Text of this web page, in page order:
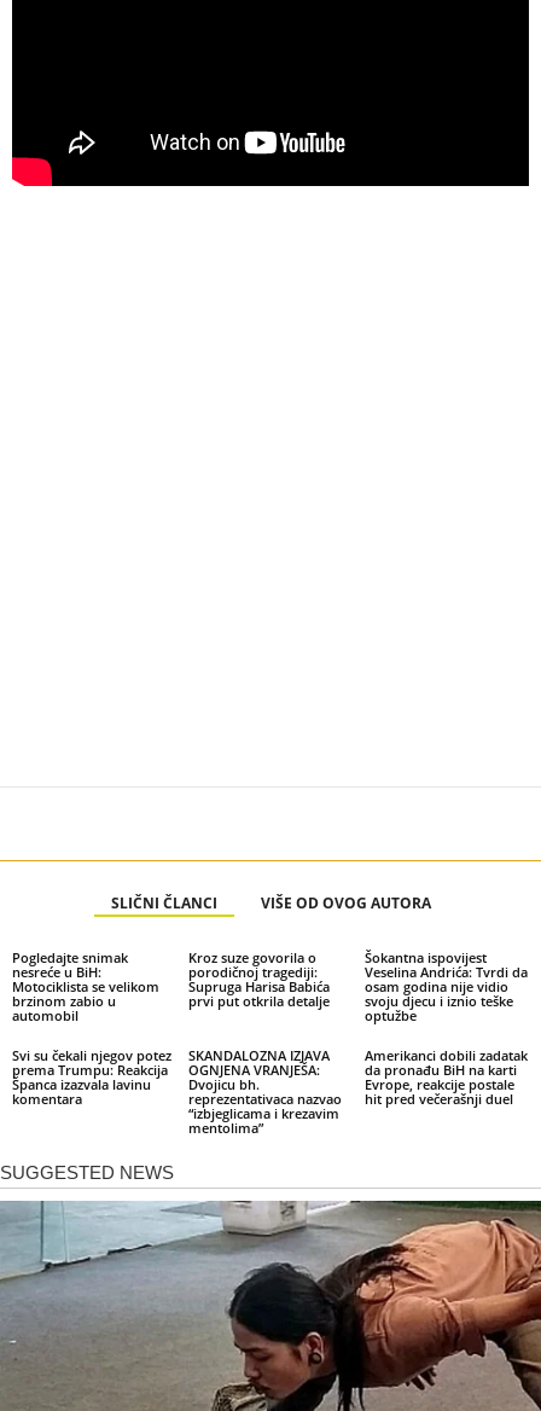
SLIČNI ČLANCI VIŠE OD OVOG AUTORA
Pogledajte snimak
nesreće u BiH:
Motociklista se velikom
brzinom zabio u
automobil
Kroz suze govorila o
porodičnoj tragediji:
Supruga Harisa Babića
prvi put otkrila detalje
Šokantna ispovijest
Veselina Andrića: Tvrdi da
osam godina nije vidio
svoju djecu i iznio teške
optužbe
Svi su čekali njegov potez
prema Trumpu: Reakcija
Španca izazvala lavinu
komentara
SKANDALOZNA IZJAVA
OGNJENA VRANJEŠA:
Dvojicu bh.
reprezentativaca nazvao
“izbjeglicama i krezavim
mentolima”
Amerikanci dobili zadatak
da pronađu BiH na karti
Evrope, reakcije postale
hit pred večerašnji duel